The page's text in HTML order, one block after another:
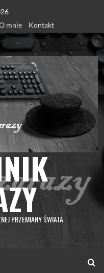
mnie Kontakt
PRZEMIANY ŚWIATA